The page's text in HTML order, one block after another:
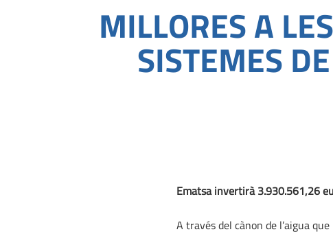
MILLORES A
SISTEMES
Ematsa invertirà 3.930.561,26
A través del cànon de l’aigua